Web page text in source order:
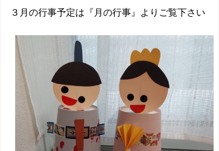
３月の行事予定は『月の行事』よりご覧下さい